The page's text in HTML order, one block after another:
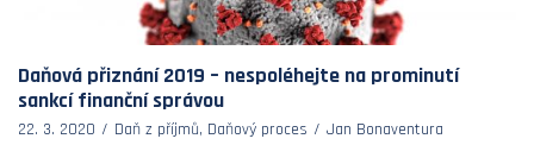
Daňová přiznání 2019 – nespoléhejte na prominutí
sankcí finanční správou
22. 3. 2020 Daň z příjmů, Daňový proces Jan Bonaventura